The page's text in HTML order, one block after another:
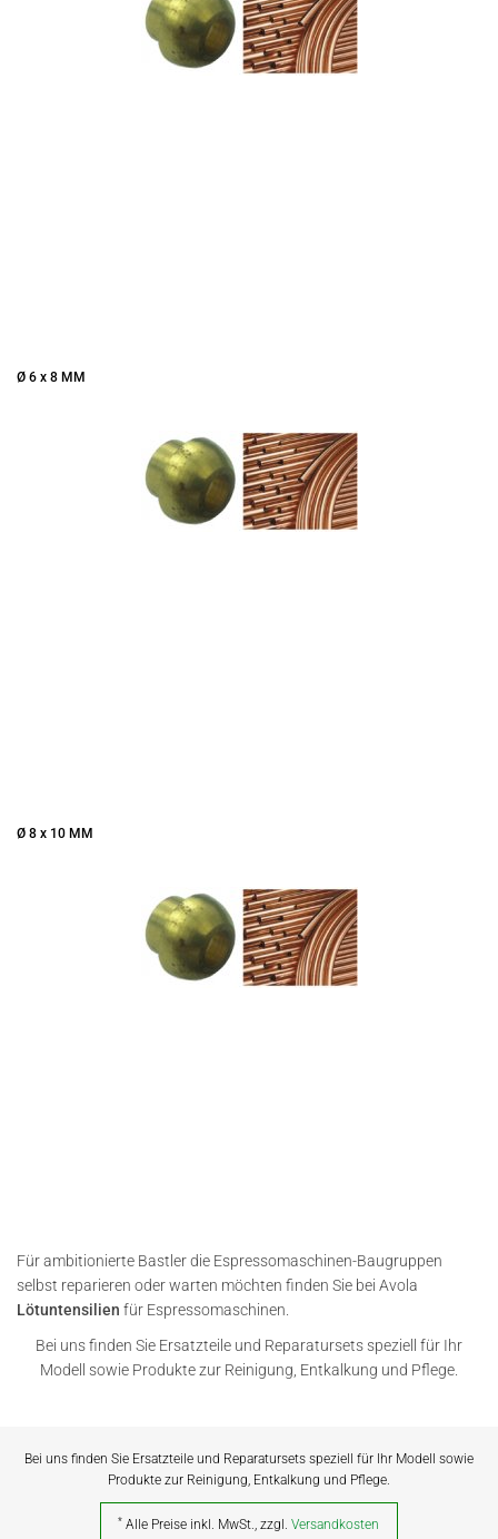
Ø 6 x 8 MM
Ø 8 x 10 MM
Für ambitionierte Bastler die Espressomaschinen-Baugruppen
selbst reparieren oder warten möchten finden Sie bei Avola
Lötuntensilien für Espressomaschinen.
Bei uns finden Sie Ersatzteile und Reparatursets speziell für Ihr
Modell sowie Produkte zur Reinigung, Entkalkung und Pflege.
Bei uns finden Sie Ersatzteile und Reparatursets speziell für Ihr Modell sowie
Produkte zur Reinigung, Entkalkung und Pflege.
* Alle Preise inkl. MwSt., zzgl.Versandkosten